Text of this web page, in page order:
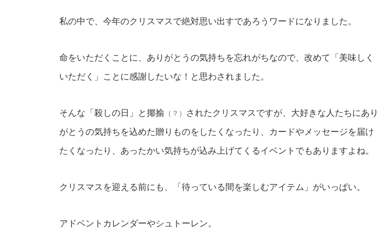
私の中で、今年のクリスマスで絶対思い出すであろうワードになりました。
命をいただくことに、ありがとうの気持ちを忘れがちなので、改めて「美味しく
いただく」ことに感謝したいな！と思わされました。
そんな「殺しの日」と揶揄 （？）
されたクリスマスですが、大好きな人たちにあり
がとうの気持ちを込めた贈りものをしたくなったり、カードやメッセージを届け
たくなったり、あったかい気持ちが込み上げてくるイベントでもありますよね。
クリスマスを迎える前にも、「待っている間を楽しむアイテム」がいっぱい。
アドベントカレンダーやシュトーレン。